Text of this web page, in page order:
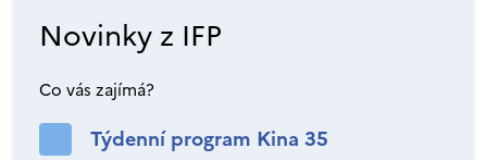
Novinky z IFP
Co vás zajímá?
Týdenní program Kina 35